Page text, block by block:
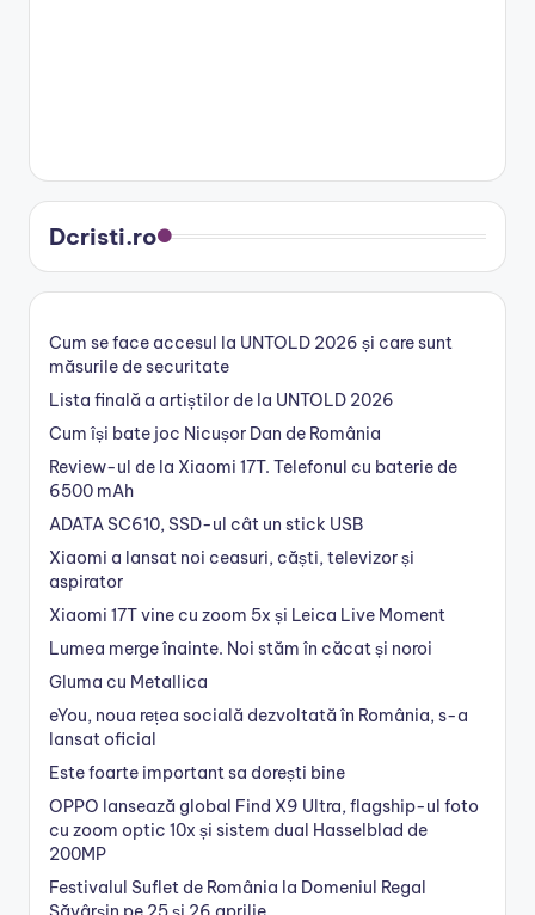
Dcristi.ro
Cum se face accesul la UNTOLD 2026 și care sunt
măsurile de securitate
Lista finală a artiștilor de la UNTOLD 2026
Cum își bate joc Nicușor Dan de România
Review-ul de la Xiaomi 17T. Telefonul cu baterie de
6500 mAh
ADATA SC610, SSD-ul cât un stick USB
Xiaomi a lansat noi ceasuri, căști, televizor și
aspirator
Xiaomi 17T vine cu zoom 5x și Leica Live Moment
Lumea merge înainte. Noi stăm în căcat și noroi
Gluma cu Metallica
eYou, noua rețea socială dezvoltată în România, s-a
lansat oficial
Este foarte important sa dorești bine
OPPO lansează global Find X9 Ultra, flagship-ul foto
cu zoom optic 10x și sistem dual Hasselblad de
200MP
Festivalul Suflet de România la Domeniul Regal